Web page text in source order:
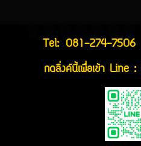
Tel: 081-274-7506
กดลิ่งค์นี้เพื่อเข้า Line :